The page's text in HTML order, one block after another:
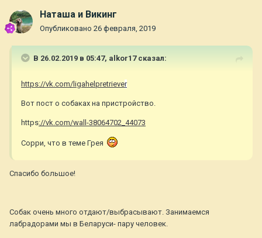
Наташа и Викинг
Опубликовано 26 февраля, 2019
В 26.02.2019 в 05:47, alkor17сказал:
https://vk.com/ligahelpretriever
Вот пост о собаках на пристройство.
https://vk.com/wall-38064702_44073
Сорри, что в теме Грея
Спасибо большое!
Собак очень много отдают/выбрасывают. Занимаемся
лабрадорами мы в Беларуси- пару человек.